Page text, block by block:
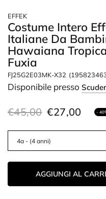
EFFEK
Costume Intero
Italiane Da
Hawaiana
Fuxia
FJ25G2E03MK-X32
Disponibile presso
€45,00 €27,00 -
AGGIUNGI AL